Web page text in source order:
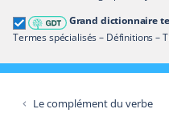
Grand dictionnaire
Termes spécialisés – Définitions –
Le complément du verbe